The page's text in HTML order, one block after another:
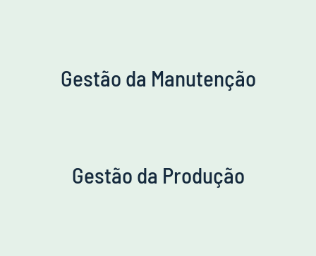
Gestão da Manutenção
Gestão da Produção